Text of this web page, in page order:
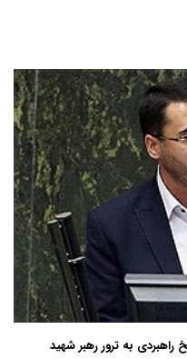
به ترور رهبر شهید